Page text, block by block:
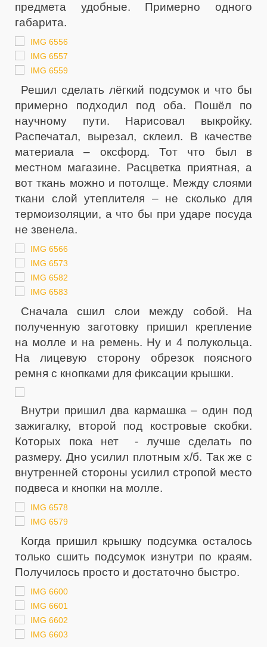
предмета удобные. Примерно одного
габарита.
Решил сделать лёгкий подсумок и что бы
примерно подходил под оба. Пошёл по
научному пути. Нарисовал выкройку.
Распечатал, вырезал, склеил. В качестве
материала – оксфорд. Тот что был в
местном магазине. Расцветка приятная, а
вот ткань можно и потолще. Между слоями
ткани слой утеплителя – не сколько для
термоизоляции, а что бы при ударе посуда
не звенела.
Сначала сшил слои между собой. На
полученную заготовку пришил крепление
на молле и на ремень. Ну и 4 полукольца.
На лицевую сторону обрезок поясного
ремня с кнопками для фиксации крышки.
Внутри пришил два кармашка – один под
зажигалку, второй под костровые скобки.
Которых пока нет - лучше сделать по
размеру. Дно усилил плотным х/б. Так же с
внутренней стороны усилил стропой место
подвеса и кнопки на молле.
Когда пришил крышку подсумка осталось
только сшить подсумок изнутри по краям.
Получилось просто и достаточно быстро.